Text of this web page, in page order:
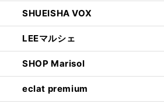
SHUEISHA VOX
LEEマルシェ
SHOP Marisol
eclat premium